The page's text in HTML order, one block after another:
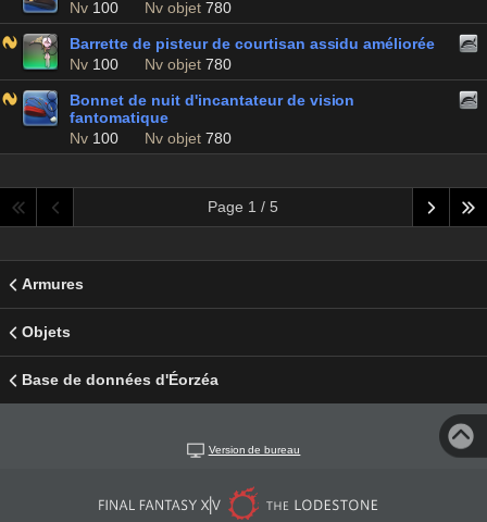
Nv 100 Nv objet 780
Barrette de pisteur de courtisan assidu améliorée
Nv 100 Nv objet 780
Bonnet de nuit d'incantateur de vision
fantomatique
Nv 100 Nv objet 780
Page 1 / 5
Armures
Objets
Base de données d'Éorzéa
Version de bureau